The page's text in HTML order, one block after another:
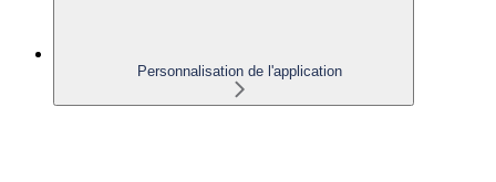
Personnalisation de l'application